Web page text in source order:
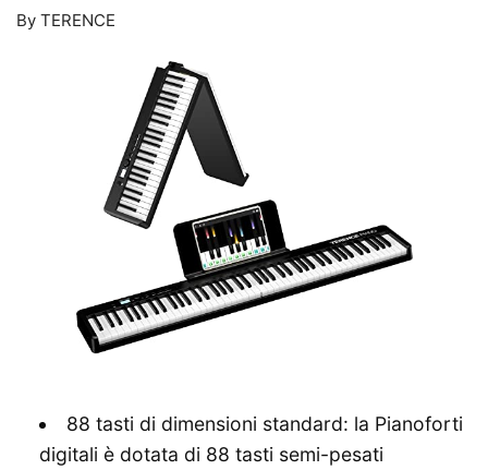
By TERENCE
88 tasti di dimensioni standard: la Pianoforti
digitali è dotata di 88 tasti semi-pesati